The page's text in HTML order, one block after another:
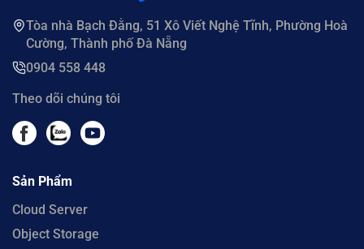
Tòa nhà Bạch Đằng, 51 Xô Viết Nghệ Tĩnh, Phường Hoà
Cường, Thành phố Đà Nẵng
0904 558 448
Theo dõi chúng tôi
Sản Phẩm
Cloud Server
Object Storage